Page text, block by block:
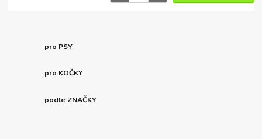
pro PSY
pro KOČKY
podle ZNAČKY